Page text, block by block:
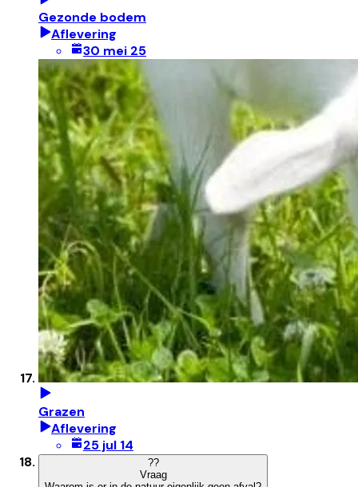
Gezonde bodem
Aflevering
30 mei 25
Grazen
Aflevering
25 jul 14
??
Vraag